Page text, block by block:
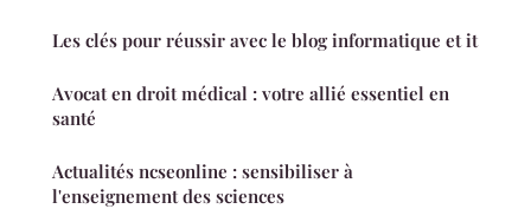
Les clés pour réussir avec le blog informatique et it
Avocat en droit médical : votre allié essentiel en
santé
Actualités ncseonline : sensibiliser à
l'enseignement des sciences